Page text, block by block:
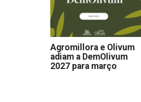
Agromillora e Olivum
adiam a DemOlivum
2027 para março